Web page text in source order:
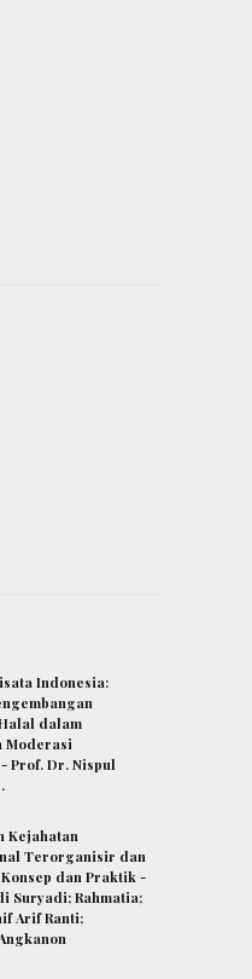
Indonesia:
dalam
Moderasi
Prof. Dr. Nispul
Kejahatan
Terorganisir dan
dan Praktik -
Suryadi; Rahmatia;
Arif Ranti;